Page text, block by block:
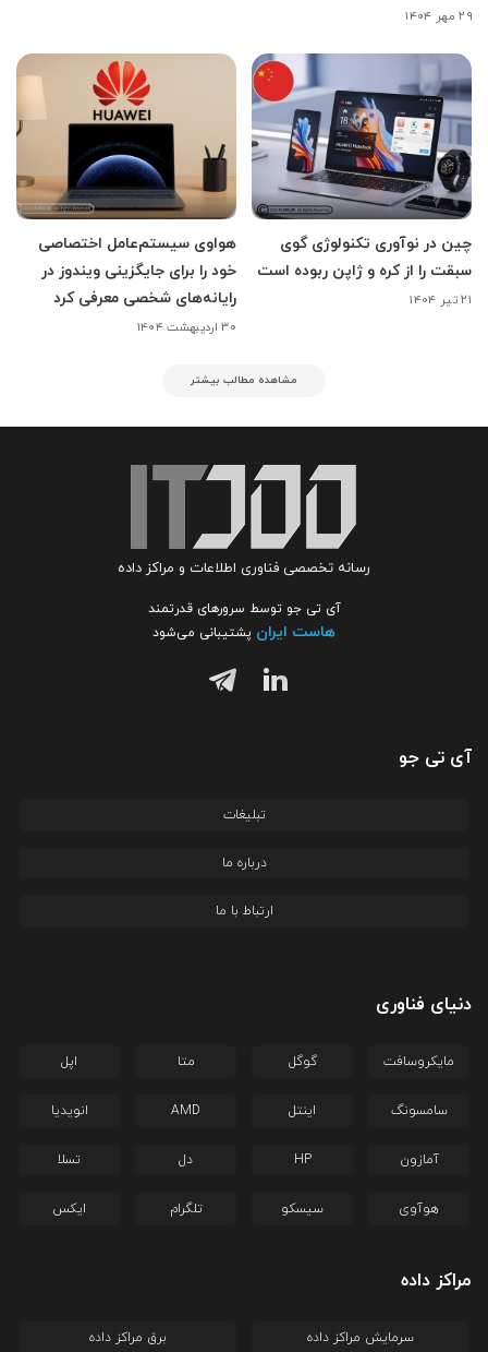
۲۹ مهر ۱۴۰۴
چین در نوآوری تکنولوژی گوی
سبقت را از کره و ژاپن ربوده است
۲۱ تیر ۱۴۰۴
هواوی سیستم‌عامل اختصاصی
خود را برای جایگزینی ویندوز در
رایانه‌های شخصی معرفی کرد
۳۰ اردیبهشت ۱۴۰۴
مشاهده مطالب بیشتر
رسانه تخصصی فناوری اطلاعات و مراکز داده
آی تی جو توسط سرورهای قدرتمند
هاست ایران پشتیبانی می‌شود
آی تی جو
تبلیغات
درباره ما
ارتباط با ما
دنیای فناوری
مایکروسافت گوگل متا اپل
سامسونگ اینتل AMD انویدیا
آمازون HP دل تسلا
هوآوی سیسکو تلگرام ایکس
مراکز داده
سرمایش مراکز داده برق مراکز داده